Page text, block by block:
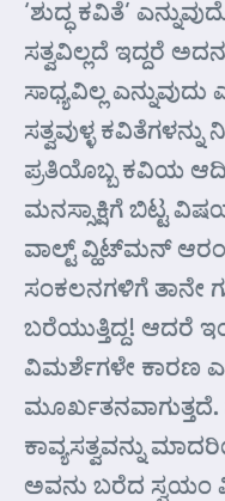
‘ಶುದ್ಧ ಕವಿತೆ’
ಸತ್ವವಿಲ್ಲದೆ ಇದ್ದರೆ
ಸಾಧ್ಯವಿಲ್ಲ
ಸತ್ವವುಳ್ಳ
ಪ್ರತಿಯೊಬ್ಬ ಕವಿಯ
ಮನಸ್ಸಾಕ್ಷಿಗೆ ಬಿಟ್ಟ
ವಾಲ್ಟ್ ವ್ಹಿಟ್‌ಮನ್
ಸಂಕಲನಗಳಿಗೆ ತಾನೇ
ಬರೆಯುತ್ತಿದ್ದ! ಆದರೆ
ವಿಮರ್ಶೆಗಳೇ ಕಾರಣ
ಕಾವ್ಯಸತ್ವವನ್ನು
ಅವನು ಬರೆದ ಸ್ವಯಂ